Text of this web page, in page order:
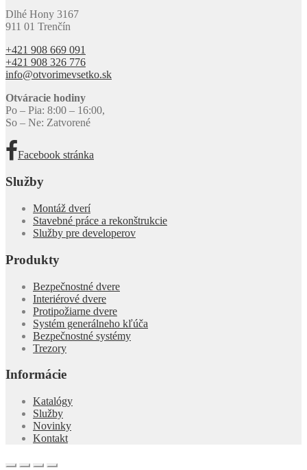
Dlhé Hony 3167
911 01 Trenčín
+421 908 669 091
+421 908 326 776
info@otvorimevsetko.sk
Otváracie hodiny
Po – Pia: 8:00 – 16:00,
So – Ne: Zatvorené
Facebook stránka
Služby
Montáž dverí
Stavebné práce a rekonštrukcie
Služby pre developerov
Produkty
Bezpečnostné dvere
Interiérové dvere
Protipožiarne dvere
Systém generálneho kľúča
Bezpečnostné systémy
Trezory
Informácie
Katalógy
Služby
Novinky
Kontakt